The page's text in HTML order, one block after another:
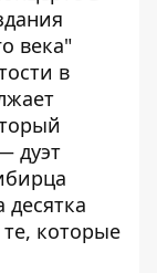
века"
в
дуэт
десятка
которые